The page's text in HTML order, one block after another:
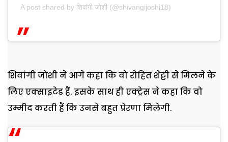
A post shared by शिवांगी जोशी (@shivangijoshi18)
शिवांगी जोशी ने आगे कहा कि वो रोहित शेट्टी से मिलने के
लिए एक्साइटेड हैं. इसके साथ ही एक्ट्रेस ने कहा कि वो
उम्मीद करती हैं कि उनसे बहुत प्रेरणा मिलेगी.